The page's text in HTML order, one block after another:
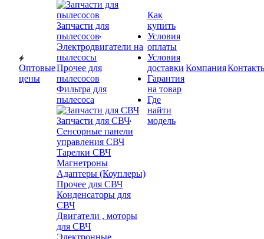
Оптовые
цены
Запчасти для
пылесосов
Электродвигатели на
пылесосы
Прочее для
пылесосов
Фильтра для
пылесоса
Запчасти для СВЧ
Сенсорные панели
управления СВЧ
Тарелки СВЧ
Магнетроны
Адаптеры (Коуплеры)
Прочее для СВЧ
Конденсаторы для
СВЧ
Двигатели , моторы
для СВЧ
Как
купить
Условия
оплаты
Условия
доставки
Гарантия
на товар
Где
найти
модель
Компания